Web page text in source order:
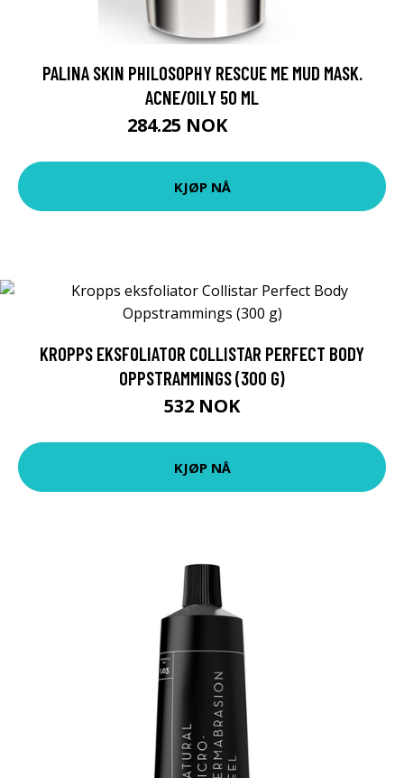
PALINA SKIN PHILOSOPHY RESCUE ME MUD MASK.
ACNE/OILY 50 ML
284.25 NOK
KJØP NÅ
KROPPS EKSFOLIATOR COLLISTAR PERFECT BODY
OPPSTRAMMINGS (300 G)
532 NOK
KJØP NÅ